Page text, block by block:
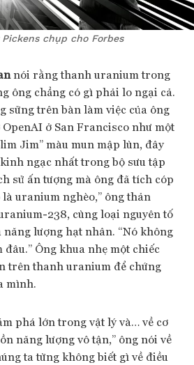
Pickens chụp cho Forbes
nói rằng thanh uranium trong
ông chẳng có gì phải lo ngại cả.
sững trên bàn làm việc của ông
ở San Francisco như một
Jim” màu mun mập lùn, đây
ngạc nhất trong bộ sưu tập
sử ấn tượng mà ông đã tích cóp
uranium nghèo,” ông thản
238, cùng loại nguyên tố
năng lượng hạt nhân. “Nó không
Ông khua nhẹ một chiếc
trên thanh uranium để chứng
mình.
phá lớn trong vật lý và… về cơ
năng lượng vô tận,” ông nói về
ta từng không biết gì về điều